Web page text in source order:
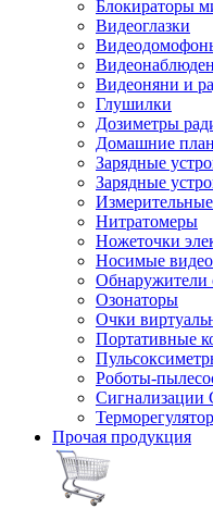
Блокираторы
Видеоглазки
Видеоняни и
Глушилки
Дозиметры
Домашние
Зарядные
Зарядные
Нитратомеры
Ножеточки
Носимые
Обнаружители
Озонаторы
Очки
Портативные
Роботы-
Сигнализации
Прочая продукция